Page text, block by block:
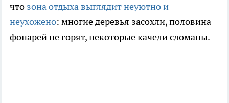
что зона отдыха выглядит неуютно и
неухожено: многие деревья засохли, половина
фонарей не горят, некоторые качели сломаны.